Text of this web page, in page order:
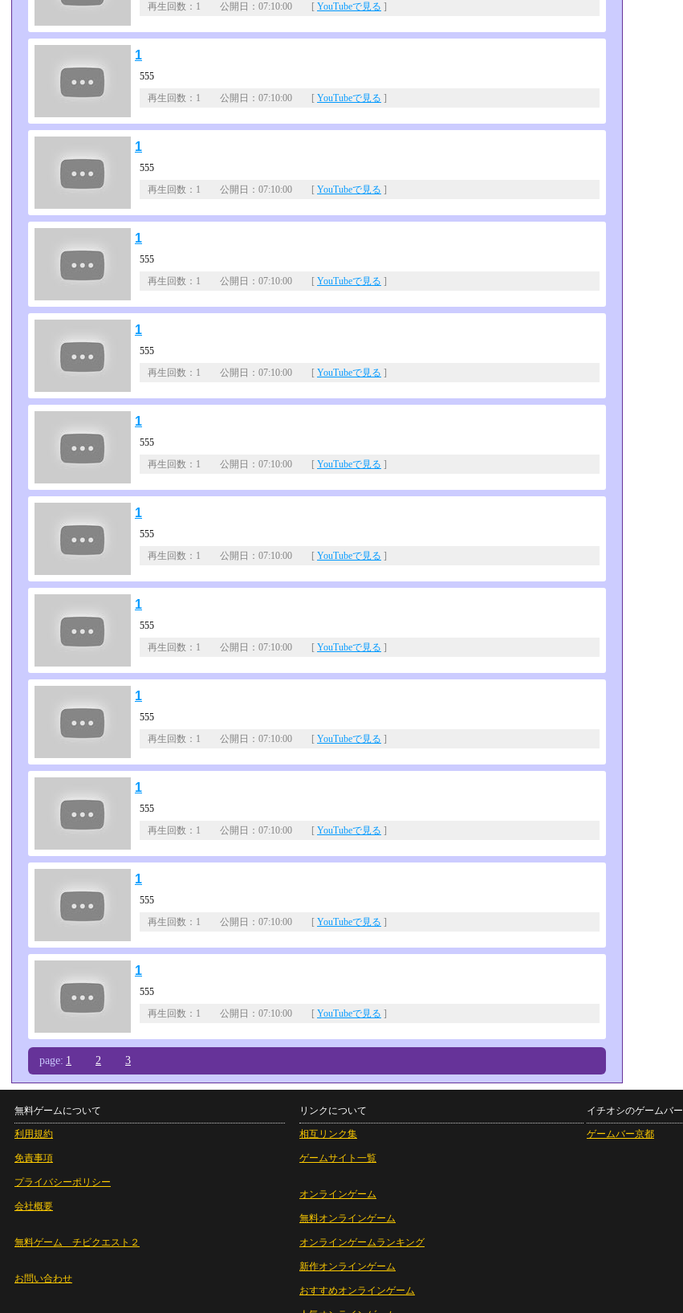
再生回数：1 公開日：07:10:00 [ YouTubeで見る ]
1
555
再生回数：1 公開日：07:10:00 [ YouTubeで見る ]
1
555
再生回数：1 公開日：07:10:00 [ YouTubeで見る ]
1
555
再生回数：1 公開日：07:10:00 [ YouTubeで見る ]
1
555
再生回数：1 公開日：07:10:00 [ YouTubeで見る ]
1
555
再生回数：1 公開日：07:10:00 [ YouTubeで見る ]
1
555
再生回数：1 公開日：07:10:00 [ YouTubeで見る ]
1
555
再生回数：1 公開日：07:10:00 [ YouTubeで見る ]
1
555
再生回数：1 公開日：07:10:00 [ YouTubeで見る ]
1
555
再生回数：1 公開日：07:10:00 [ YouTubeで見る ]
1
555
再生回数：1 公開日：07:10:00 [ YouTubeで見る ]
1
555
再生回数：1 公開日：07:10:00 [ YouTubeで見る ]
page: 1 2 3
無料ゲームについて
利用規約
免責事項
プライバシーポリシー
会社概要
無料ゲーム チビクエスト２
お問い合わせ
リンクについて
相互リンク集
ゲームサイト一覧
オンラインゲーム
無料オンラインゲーム
オンラインゲームランキング
新作オンラインゲーム
おすすめオンラインゲーム
イチオシのゲームバー
ゲームバー京都